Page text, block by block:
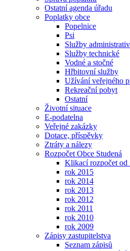
Ostatní agenda úřadu
Poplatky obce
Popelnice
Psi
Služby
Služby technické
Vodné a stočné
Hřbitovní služby
Užívání veřejného
Rekreační pobyt
Ostatní
Životní situace
E-podatelna
Veřejné zakázky
Dotace, příspěvky
Ztráty a nálezy
Rozpočet Obce Studená
Klikací rozpočet od
rok 2015
rok 2014
rok 2013
rok 2012
rok 2011
rok 2010
rok 2009
Zápisy zastupitelstva
Seznam zápisů